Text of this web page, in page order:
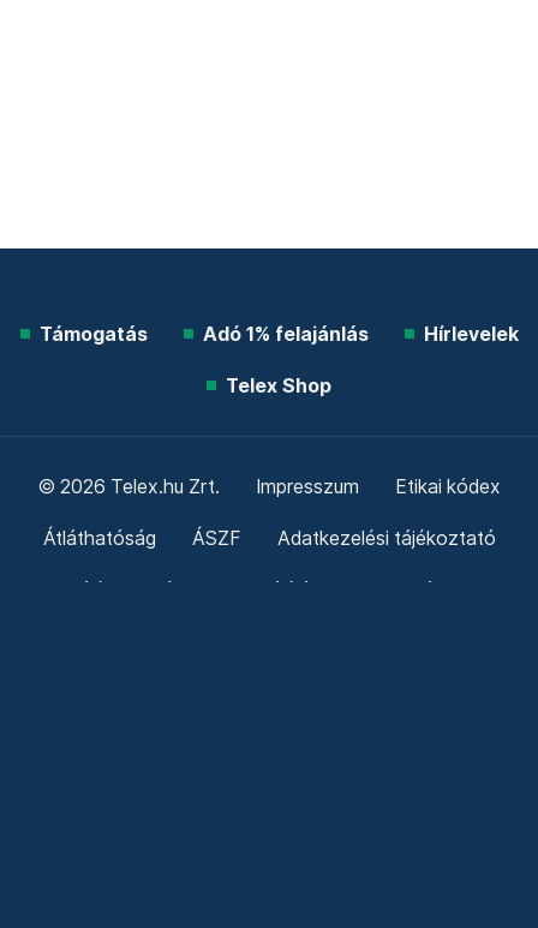
Támogatás Adó 1% felajánlás Hírlevelek
Telex Shop
© 2026 Telex.hu Zrt. Impresszum Etikai kódex
Átláthatóság ÁSZF Adatkezelési tájékoztató
Sütitájékoztató Süti beállítások Szabályzatok